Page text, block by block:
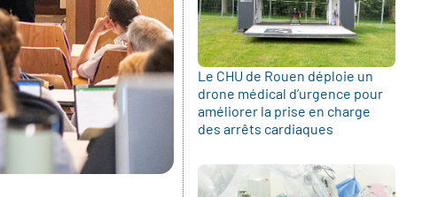
Le CHU de Rouen déploie un
drone médical d’urgence pour
améliorer la prise en charge
des arrêts cardiaques